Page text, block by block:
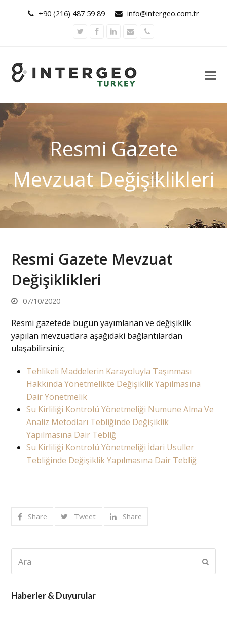
+90 (216) 487 59 89 info@intergeo.com.tr
TwitterFacebookLinkedInEmailPhone
Resmi Gazete
Mevzuat Değişiklikleri
Resmi Gazete Mevzuat
Değişiklikleri
07/10/2020
Resmi gazetede bugün yayımlanan ve değişiklik
yapılan mevzuatlara aşağıdaki bağlantılardan
ulaşabilirsiniz;
Tehlikeli Maddelerin Karayoluyla Taşınması
Hakkında Yönetmelikte Değişiklik Yapılmasına
Dair Yönetmelik
Su Kirliliği Kontrolü Yönetmeliği Numune Alma Ve
Analiz Metodları Tebliğinde Değişiklik
Yapılmasına Dair Tebliğ
Su Kirliliği Kontrolü Yönetmeliği İdari Usuller
Tebliğinde Değişiklik Yapılmasına Dair Tebliğ
Share Tweet Share
Haberler & Duyurular